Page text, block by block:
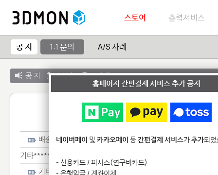
스토어 출력서비스
공 지 1:1 문의 A/S 사례
공 지 : 출력서비스 종료 안내
1:1 문
배송***
기타**************
기타**************
홈페이지 간편결제 서비스 추가 공지
네이버페이 및 카카오페이 등간편결제 서비스가추가되
- 신용카드 / 피시스(연구비카드)
- 은행입금 / 계좌이체